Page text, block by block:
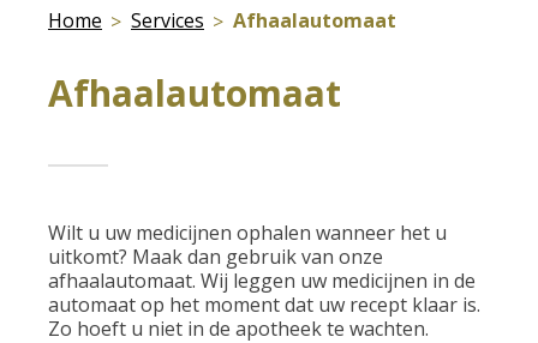
Home Services Afhaalautomaat
Afhaalautomaat
Wilt u uw medicijnen ophalen wanneer het u
uitkomt? Maak dan gebruik van onze
afhaalautomaat. Wij leggen uw medicijnen in de
automaat op het moment dat uw recept klaar is.
Zo hoeft u niet in de apotheek te wachten.